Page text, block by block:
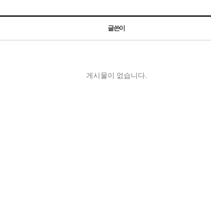
글쓴이
게시물이 없습니다.